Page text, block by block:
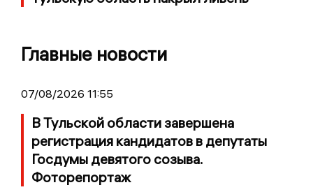
Главные новости
07/08/2026 11:55
В Тульской области завершена
регистрация кандидатов в депутаты
Госдумы девятого созыва.
Фоторепортаж